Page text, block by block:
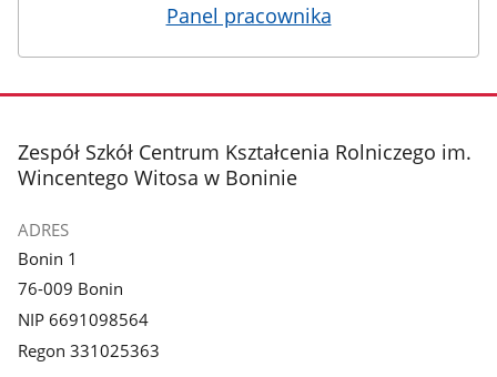
Panel pracownika
stopka
Zespół Szkół Centrum Kształcenia Rolniczego im.
Wincentego Witosa w Boninie
ADRES
Bonin 1
76-009 Bonin
NIP 6691098564
Regon 331025363